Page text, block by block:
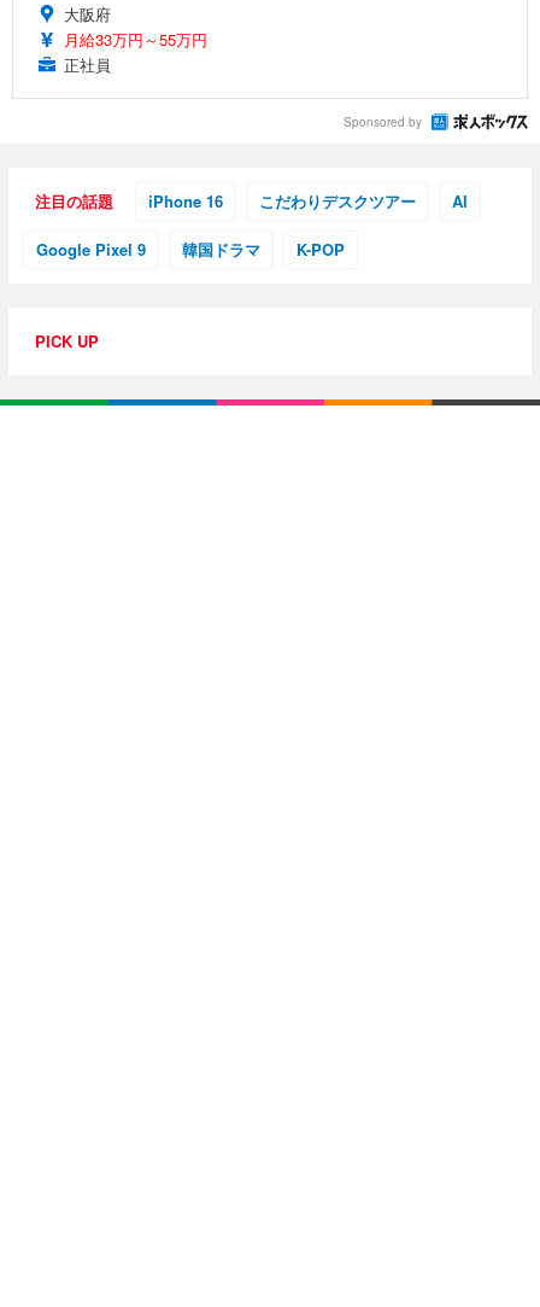
大阪府
月給33万円～55万円
正社員
Sponsored by
注目の話題 iPhone 16 こだわりデスクツアー AI
Google Pixel 9 韓国ドラマ K-POP
PICK UP